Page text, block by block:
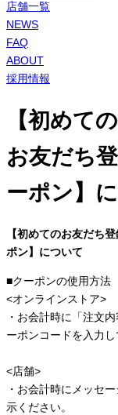
店舗一覧
NEWS
FAQ
ABOUT
採用情報
【初めて
お友だち
ーポン】
【初めてのお友だち
ポン】について
■クーポンの使用方法
<オンラインストア>
・お会計時に「注文
ーポンコードを入力
<店舗>
・お会計時にメッセ
示ください。